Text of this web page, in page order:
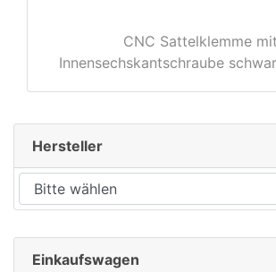
CNC Sattelklemme mit
Innensechskantschraube
Hersteller
Einkaufswagen